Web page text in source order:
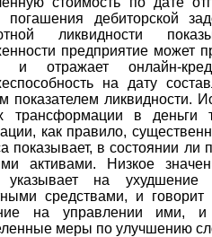
погашения дебиторской
ликвидности
предприятие может
и отражает онлайн-
на дату
показателем ликвидности.
трансформации в
как правило,
показывает, в состоянии ли
активами. Низкое
указывает на
средствами, и говорит
на управлении ими,
меры по улучшению